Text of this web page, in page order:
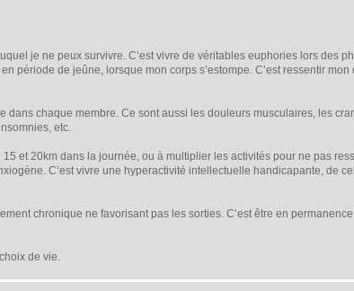
je ne peux survivre. C’est vivre de véritables euphories lors des
période de jeûne, lorsque mon corps s’estompe. C’est ressentir mon
dans chaque membre. Ce sont aussi les douleurs musculaires, les
etc.
et 20km dans la journée, ou à multiplier les activités pour ne pas
C’est vivre une hyperactivité intellectuelle handicapante, de
chronique ne favorisant pas les sorties. C’est être en
de vie.